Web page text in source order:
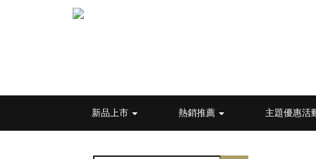
新品上市 熱銷推薦 主題優惠活